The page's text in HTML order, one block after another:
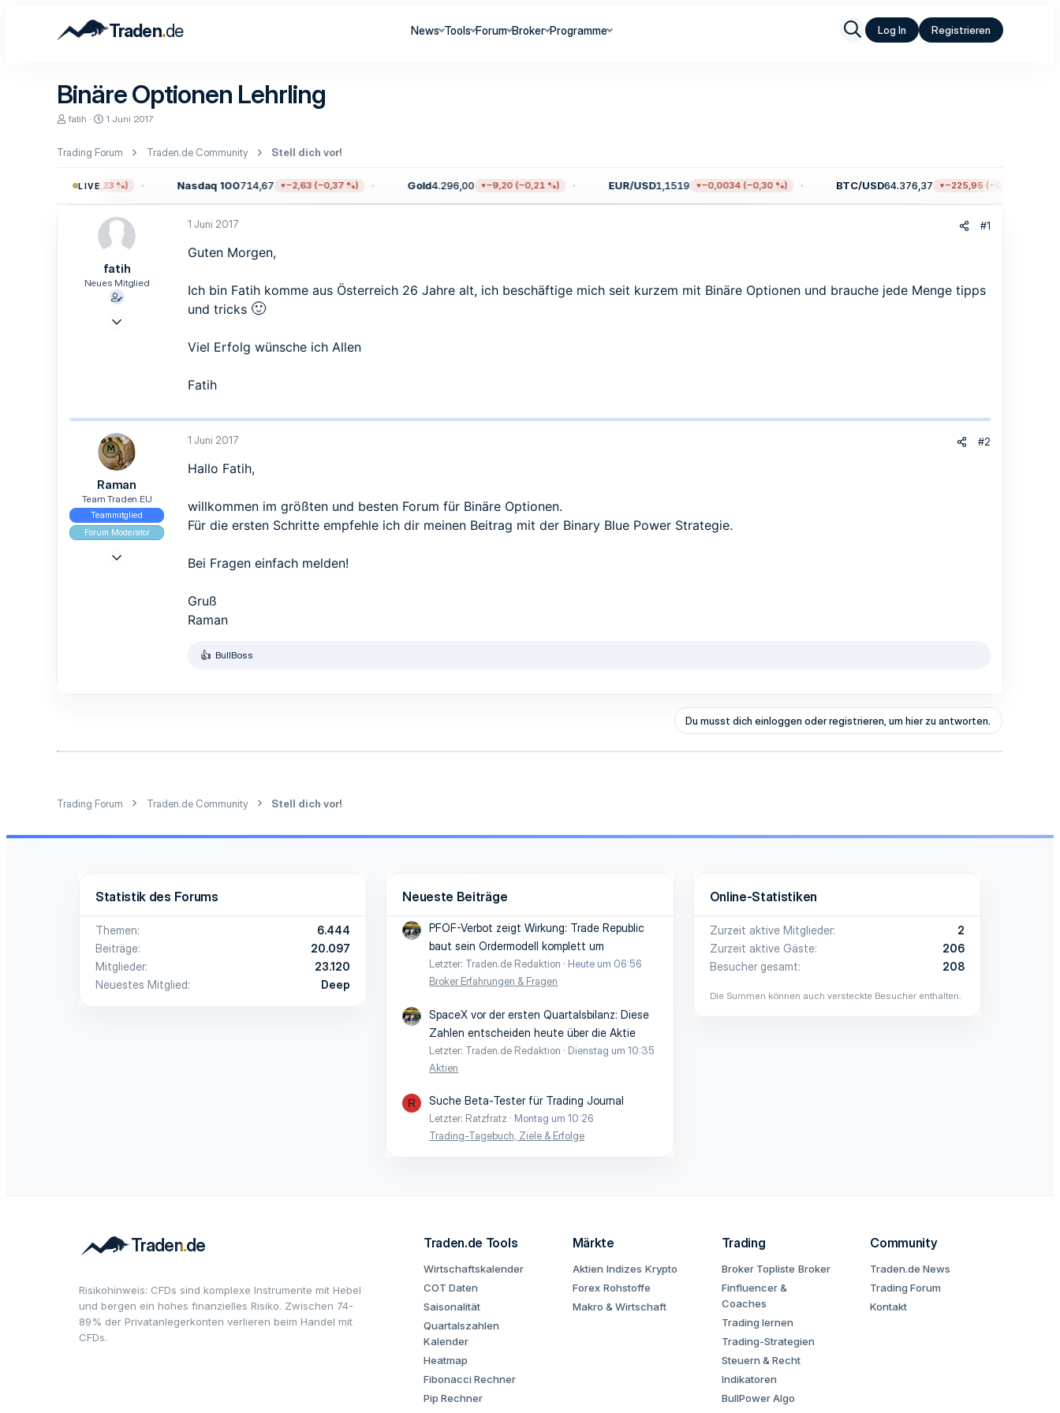
Traden.de News Tools Forum Broker Programme Log In Registrieren
Binäre Optionen Lehrling
E
t
e
fatih
E
t
l
t
a
m
1 Juni 2017
Trading Forum Traden.de Community Stell dich vor!
LIVE
−17,92 (−0,23 %) Nasdaq 100714,67 −2,63 (−0,37 %) Gold4.296,00 −9,20 (−0,21 %) EUR/USD1,1519 −0,0034 (−0,30 %) BTC/USD64.376,37 −225,95 (−0,35 %)
fatih
Neues Mitglied
1 Juni 2017 #1
Guten Morgen,
Ich bin Fatih komme aus Österreich 26 Jahre alt, ich beschäftige mich seit kurzem mit Binäre Optionen und brauche jede Menge tipps
und tricks 🙂
Viel Erfolg wünsche ich Allen
Fatih
Raman
Team Traden.EU
Teammitglied
Forum Moderator
1 Juni 2017 #2
Hallo Fatih,
willkommen im größten und besten Forum für Binäre Optionen.
Für die ersten Schritte empfehle ich dir meinen Beitrag mit der Binary Blue Power Strategie.
Bei Fragen einfach melden!
Gruß
Raman
R
n
BullBoss
Du musst dich einloggen oder registrieren, um hier zu antworten.
Trading Forum Traden.de Community Stell dich vor!
Statistik des Forums
Themen
6.444
Beiträge
20.097
Mitglieder
23.120
Neuestes Mitglied
Deep
Neueste Beiträge
PFOF-Verbot zeigt Wirkung: Trade Republic
baut sein Ordermodell komplett um
Letzter: Traden.de Redaktion
Heute um 06:56
Broker Erfahrungen & Fragen
SpaceX vor der ersten Quartalsbilanz: Diese
Zahlen entscheiden heute über die Aktie
Letzter: Traden.de Redaktion
Dienstag um 10:35
Aktien
R Suche Beta-Tester für Trading Journal
Letzter: Ratzfratz
Montag um 10:26
Trading-Tagebuch, Ziele & Erfolge
Online-Statistiken
Zurzeit aktive Mitglieder
2
Zurzeit aktive Gäste
206
Besucher gesamt
208
Die Summen können auch versteckte Besucher enthalten.
Risikohinweis: CFDs sind komplexe Instrumente mit Hebel
und bergen ein hohes finanzielles Risiko. Zwischen 74-
89% der Privatanlegerkonten verlieren beim Handel mit
CFDs.
Traden.de Tools
Wirtschaftskalender
COT Daten
Saisonalität
Quartalszahlen
Kalender
Heatmap
Fibonacci Rechner
Pip Rechner
Märkte
Aktien Indizes Krypto
Forex Rohstoffe
Makro & Wirtschaft
Trading
Broker Topliste Broker
Finfluencer &
Coaches
Trading lernen
Trading-Strategien
Steuern & Recht
Indikatoren
BullPower Algo
Community
Traden.de News
Trading Forum
Kontakt